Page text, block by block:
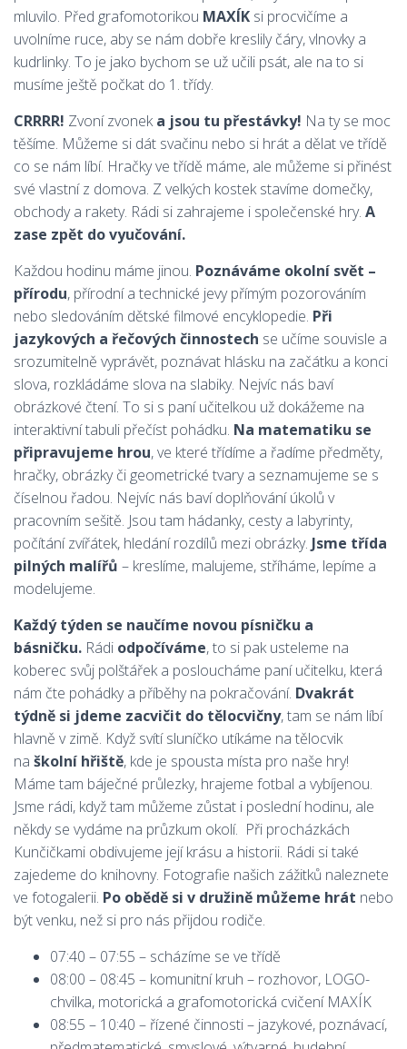
mluvilo. Před grafomotorikou MAXÍK si procvičíme a
uvolníme ruce, aby se nám dobře kreslily čáry, vlnovky a
kudrlinky. To je jako bychom se už učili psát, ale na to si
musíme ještě počkat do 1. třídy.
CRRRR! Zvoní zvonek a jsou tu přestávky! Na ty se moc
těšíme. Můžeme si dát svačinu nebo si hrát a dělat ve třídě
co se nám líbí. Hračky ve třídě máme, ale můžeme si přinést
své vlastní z domova. Z velkých kostek stavíme domečky,
obchody a rakety. Rádi si zahrajeme i společenské hry. A
zase zpět do vyučování.
Každou hodinu máme jinou. Poznáváme okolní svět –
přírodu, přírodní a technické jevy přímým pozorováním
nebo sledováním dětské filmové encyklopedie. Při
jazykových a řečových činnostech se učíme souvisle a
srozumitelně vyprávět, poznávat hlásku na začátku a konci
slova, rozkládáme slova na slabiky. Nejvíc nás baví
obrázkové čtení. To si s paní učitelkou už dokážeme na
interaktivní tabuli přečíst pohádku. Na matematiku se
připravujeme hrou, ve které třídíme a řadíme předměty,
hračky, obrázky či geometrické tvary a seznamujeme se s
číselnou řadou. Nejvíc nás baví doplňování úkolů v
pracovním sešitě. Jsou tam hádanky, cesty a labyrinty,
počítání zvířátek, hledání rozdílů mezi obrázky. Jsme třída
pilných malířů – kreslíme, malujeme, stříháme, lepíme a
modelujeme.
Každý týden se naučíme novou písničku a
básničku. Rádi odpočíváme, to si pak usteleme na
koberec svůj polštářek a posloucháme paní učitelku, která
nám čte pohádky a příběhy na pokračování. Dvakrát
týdně si jdeme zacvičit do tělocvičny, tam se nám líbí
hlavně v zimě. Když svítí sluníčko utíkáme na tělocvik
na školní hřiště, kde je spousta místa pro naše hry!
Máme tam báječné průlezky, hrajeme fotbal a vybíjenou.
Jsme rádi, když tam můžeme zůstat i poslední hodinu, ale
někdy se vydáme na průzkum okolí. Při procházkách
Kunčičkami obdivujeme její krásu a historii. Rádi si také
zajedeme do knihovny. Fotografie našich zážitků naleznete
ve fotogalerii. Po obědě si v družině můžeme hrát nebo
být venku, než si pro nás přijdou rodiče.
07:40 – 07:55 – scházíme se ve třídě
08:00 – 08:45 – komunitní kruh – rozhovor, LOGO-
chvilka, motorická a grafomotorická cvičení MAXÍK
08:55 – 10:40 – řízené činnosti – jazykové, poznávací,